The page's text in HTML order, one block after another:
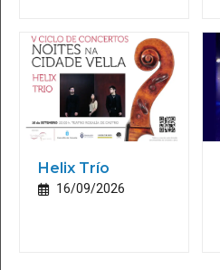
Helix Trío
16/09/2026